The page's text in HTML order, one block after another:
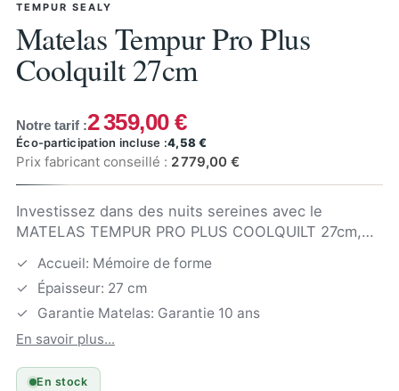
TEMPUR SEALY
Matelas Tempur Pro Plus
Coolquilt 27cm
Notre tarif :2 359,00 €
Éco-participation incluse :4,58 €
Prix fabricant conseillé : 2 779,00 €
Investissez dans des nuits sereines avec le
MATELAS TEMPUR PRO PLUS COOLQUILT 27cm,
fabriqué au Danemark. Sa technologie de 17 cm de
matériau T…
Accueil: Mémoire de forme
Épaisseur: 27 cm
Garantie Matelas: Garantie 10 ans
En savoir plus...
En stock